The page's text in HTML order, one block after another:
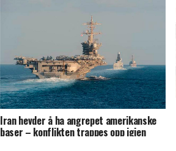
Iran hevder å ha angrepet amerikanske
baser – konflikten trappes opp igjen